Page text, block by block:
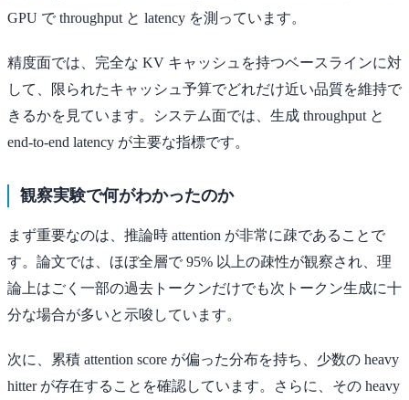
GPU で throughput と latency を測っています。
精度面では、完全な KV キャッシュを持つベースラインに対
して、限られたキャッシュ予算でどれだけ近い品質を維持で
きるかを見ています。システム面では、生成 throughput と
end-to-end latency が主要な指標です。
観察実験で何がわかったのか
まず重要なのは、推論時 attention が非常に疎であることで
す。論文では、ほぼ全層で 95% 以上の疎性が観察され、理
論上はごく一部の過去トークンだけでも次トークン生成に十
分な場合が多いと示唆しています。
次に、累積 attention score が偏った分布を持ち、少数の heavy
hitter が存在することを確認しています。さらに、その heavy